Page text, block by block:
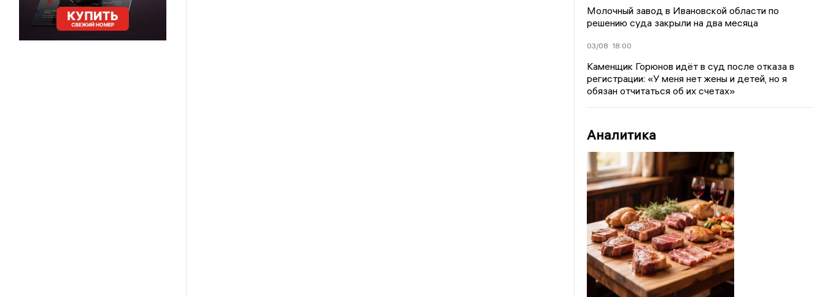
Молочный завод в Ивановской области по
решению суда закрыли на два месяца
03/08 18:00
Каменщик Горюнов идёт в суд после отказа в
регистрации: «У меня нет жены и детей, но я
обязан отчитаться об их счетах»
Аналитика